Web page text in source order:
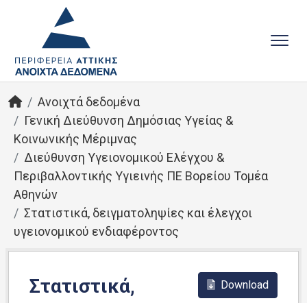
Ανοιχτά δεδομένα
Γενική Διεύθυνση Δημόσιας Υγείας &
Κοινωνικής Μέριμνας
Διεύθυνση Υγειονομικού Ελέγχου &
Περιβαλλοντικής Υγιεινής ΠΕ Βορείου Τομέα
Αθηνών
Στατιστικά, δειγματοληψίες και έλεγχοι
υγειονομικού ενδιαφέροντος
Στατιστικά,
Download